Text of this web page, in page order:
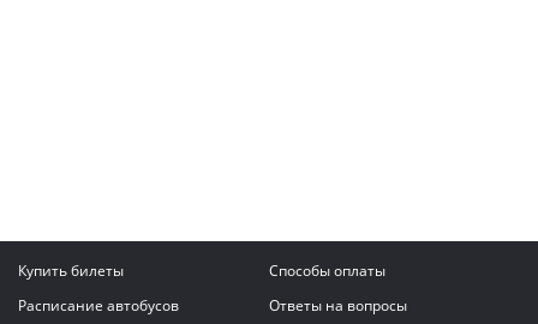
Купить билеты
Способы оплаты
Расписание автобусов
Ответы на вопросы